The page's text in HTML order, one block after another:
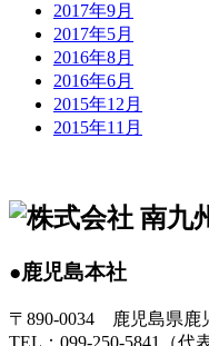
2017年9月
2017年5月
2016年8月
2016年6月
2015年12月
2015年11月
●鹿児島本社
〒890-0034 鹿児島県鹿
TEL：099-250-5841（代